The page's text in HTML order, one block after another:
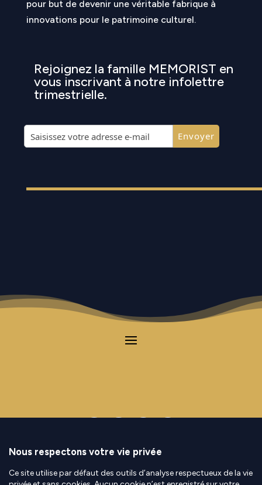
pour but de devenir une véritable fabrique à
innovations pour le patrimoine culturel.
Rejoignez la famille MEMORIST en
vous inscrivant à notre infolettre
trimestrielle.